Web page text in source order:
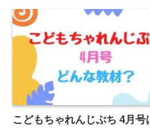
こどもちゃれんじぷち 4月号